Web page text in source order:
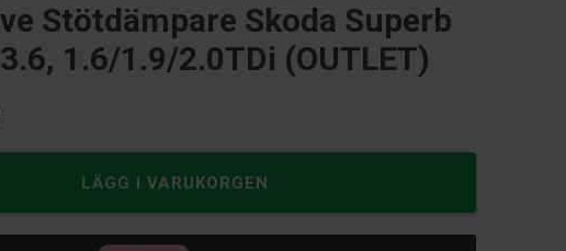
Stötdämpare Skoda Superb
1.6/1.9/2.0TDi (OUTLET)